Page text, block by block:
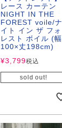
レース カーテン
NIGHT IN THE
FOREST voile/ナ
イト イン ザ フォ
レスト ボイル (幅
100×丈198cm)
¥3,799税込
sold out!